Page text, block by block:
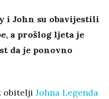
i John su obavijestili
a prošlog ljeta je
da je ponovno
obitelji Johna Legenda